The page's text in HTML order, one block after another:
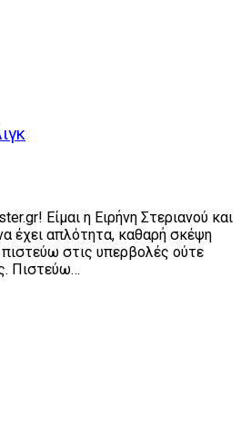
Είμαι η Ειρήνη Στεριανού και
έχει απλότητα, καθαρή σκέψη
στις υπερβολές ούτε
Πιστεύω…